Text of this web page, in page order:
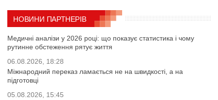
НОВИНИ ПАРТНЕРІВ
Медичні аналізи у 2026 році: що показує статистика і чому
рутинне обстеження рятує життя
06.08.2026, 18:28
Міжнародний переказ ламається не на швидкості, а на
підготовці
05.08.2026, 15:45